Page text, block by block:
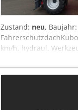
Zustand: neu, Baujahr:
km/h, hydraul.
km/
und 1 x